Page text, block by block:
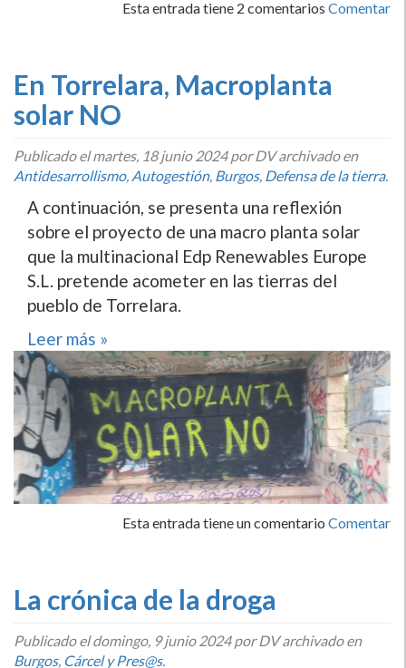
Esta entrada tiene 2 comentarios Comentar
En Torrelara, Macroplanta
solar NO
Publicado elmartes, 18 junio 2024por DV archivado en
Antidesarrollismo, Autogestión, Burgos, Defensa de la tierra.
A continuación, se presenta una reflexión
sobre el proyecto de una macro planta solar
que la multinacional Edp Renewables Europe
S.L. pretende acometer en las tierras del
pueblo de Torrelara.
Leer más »
Esta entrada tiene un comentario Comentar
La crónica de la droga
Publicado eldomingo, 9 junio 2024por DV archivado en
Burgos, Cárcel y Pres@s.